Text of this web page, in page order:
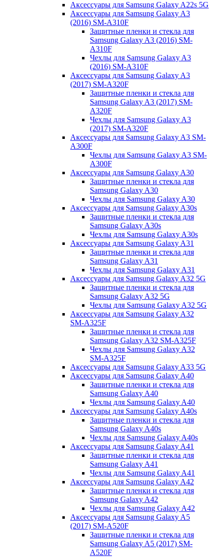
Аксессуары для Samsung Galaxy A22s 5G
Аксессуары для Samsung Galaxy A3
(2016) SM-A310F
Защитные пленки и стекла для
Samsung Galaxy A3 (2016) SM-
A310F
Чехлы для Samsung Galaxy A3
(2016) SM-A310F
Аксессуары для Samsung Galaxy A3
(2017) SM-A320F
Защитные пленки и стекла для
Samsung Galaxy A3 (2017) SM-
A320F
Чехлы для Samsung Galaxy A3
(2017) SM-A320F
Аксессуары для Samsung Galaxy A3 SM-
A300F
Чехлы для Samsung Galaxy A3 SM-
A300F
Аксессуары для Samsung Galaxy A30
Защитные пленки и стекла для
Samsung Galaxy A30
Чехлы для Samsung Galaxy A30
Аксессуары для Samsung Galaxy A30s
Защитные пленки и стекла для
Samsung Galaxy A30s
Чехлы для Samsung Galaxy A30s
Аксессуары для Samsung Galaxy A31
Защитные пленки и стекла для
Samsung Galaxy A31
Чехлы для Samsung Galaxy A31
Аксессуары для Samsung Galaxy A32 5G
Защитные пленки и стекла для
Samsung Galaxy A32 5G
Чехлы для Samsung Galaxy A32 5G
Аксессуары для Samsung Galaxy A32
SM-A325F
Защитные пленки и стекла для
Samsung Galaxy A32 SM-A325F
Чехлы для Samsung Galaxy A32
SM-A325F
Аксессуары для Samsung Galaxy A33 5G
Аксессуары для Samsung Galaxy A40
Защитные пленки и стекла для
Samsung Galaxy A40
Чехлы для Samsung Galaxy A40
Аксессуары для Samsung Galaxy A40s
Защитные пленки и стекла для
Samsung Galaxy A40s
Чехлы для Samsung Galaxy A40s
Аксессуары для Samsung Galaxy A41
Защитные пленки и стекла для
Samsung Galaxy A41
Чехлы для Samsung Galaxy A41
Аксессуары для Samsung Galaxy A42
Защитные пленки и стекла для
Samsung Galaxy A42
Чехлы для Samsung Galaxy A42
Аксессуары для Samsung Galaxy A5
(2017) SM-A520F
Защитные пленки и стекла для
Samsung Galaxy A5 (2017) SM-
A520F